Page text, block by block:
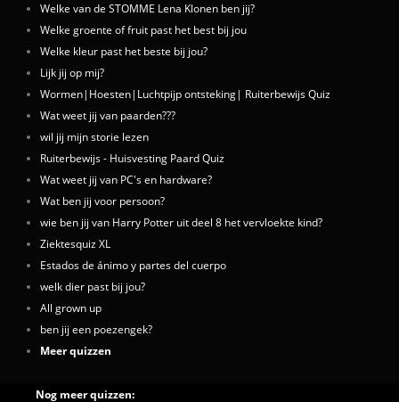
Welke van de STOMME Lena Klonen ben jij?
Welke groente of fruit past het best bij jou
Welke kleur past het beste bij jou?
Lijk jij op mij?
Wormen|Hoesten|Luchtpijp ontsteking| Ruiterbewijs Quiz
Wat weet jij van paarden???
wil jij mijn storie lezen
Ruiterbewijs - Huisvesting Paard Quiz
Wat weet jij van PC's en hardware?
Wat ben jij voor persoon?
wie ben jij van Harry Potter uit deel 8 het vervloekte kind?
Ziektesquiz XL
Estados de ánimo y partes del cuerpo
welk dier past bij jou?
All grown up
ben jij een poezengek?
Meer quizzen
Nog meer quizzen: